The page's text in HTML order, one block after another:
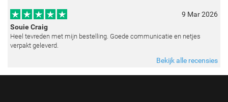
9 Mar 2026
Souie Craig
Heel tevreden met mijn bestelling. Goede communicatie en netjes
verpakt geleverd.
Bekijk alle recensies